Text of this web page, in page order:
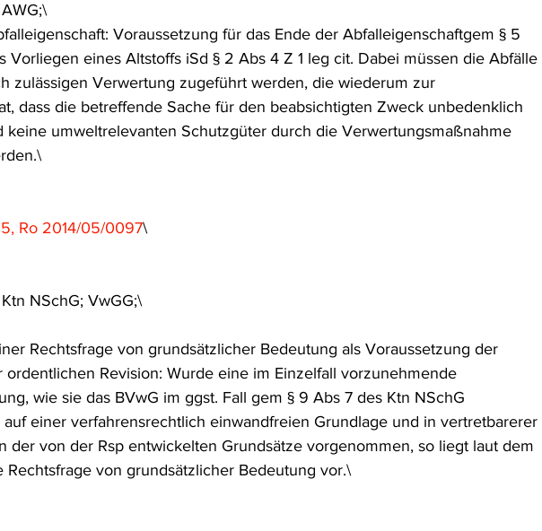
Voraussetzung für das Ende der Abfalleigenschaftgem § 5
Vorliegen eines Altstoffs iSd § 2 Abs 4 Z 1 leg cit. Dabei müssen die Abfälle
zulässigen Verwertung zugeführt werden, die wiederum zur
dass die betreffende Sache für den beabsichtigten Zweck unbedenklich
keine umweltrelevanten Schutzgüter durch die Verwertungsmaßnahme
Ro 2014/05/0097\
NSchG; VwGG;\
Rechtsfrage von grundsätzlicher Bedeutung als Voraussetzung der
ordentlichen Revision: Wurde eine im Einzelfall vorzunehmende
wie sie das BVwG im ggst. Fall gem § 9 Abs 7 des Ktn NSchG
einer verfahrensrechtlich einwandfreien Grundlage und in vertretbarerer
der von der Rsp entwickelten Grundsätze vorgenommen, so liegt laut dem
Rechtsfrage von grundsätzlicher Bedeutung vor.\